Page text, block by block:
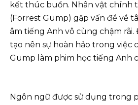
kết thúc buồn. Nhân vật chính
(Forrest Gump) gặp vấn đề về
âm tiếng Anh vô cùng chậm
tạo nên sự hoàn hảo trong việc
Gump làm phim học tiếng Anh
Ngôn ngữ được sử dụng trong